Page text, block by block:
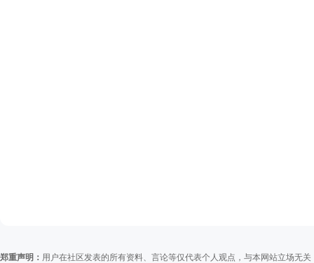
郑重声明： 用户在社区发表的所有资料、言论等仅代表个人观点，与本网站立场无